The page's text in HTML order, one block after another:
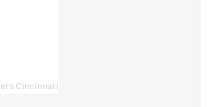
Cincinnati